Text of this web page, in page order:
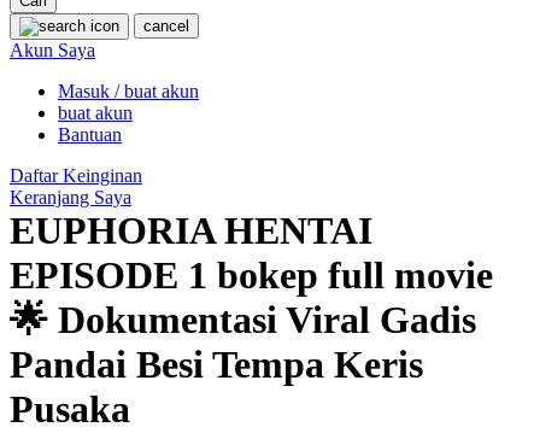
P
Peachy
Phil & Ted's
Philips Avent
Pigeon
Ponycycle
Puma
Pureats
cancel
Akun Saya
Masuk / buat akun
buat akun
Bantuan
Daftar Keinginan
Keranjang Saya
EUPHORIA HENTAI
EPISODE 1 bokep full movie
🌟 Dokumentasi Viral Gadis
Pandai Besi Tempa Keris
Pusaka